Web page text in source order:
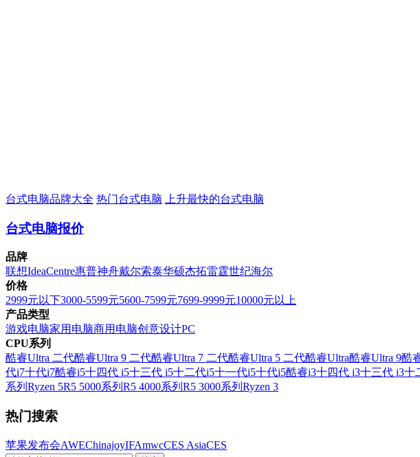
台式电脑品牌大全 热门台式电脑 上升最快的台式电脑
台式电脑报价
品牌
联想IdeaCentre惠普神舟戴尔索泰华硕杰拓雷霆世纪海尔
价格
2999元以下3000-5599元5600-7599元7699-9999元10000元以上
产品类型
游戏电脑家用电脑商用电脑创意设计PC
CPU系列
酷睿Ultra 二代酷睿Ultra 9 二代酷睿Ultra 7 二代酷睿Ultra 5 二代酷睿Ultra酷睿Ultra 9酷
代i7十代i7酷睿i5十四代 i5十三代 i5十二代i5十一代i5十代i5酷睿i3十四代 i3十三代 i3十
系列 Ryzen 5R5 5000系列 R5 4000系列 R5 3000系列 Ryzen 3
热门搜索
苹果发布会AWEChinajoyIFAmwcCES AsiaCES